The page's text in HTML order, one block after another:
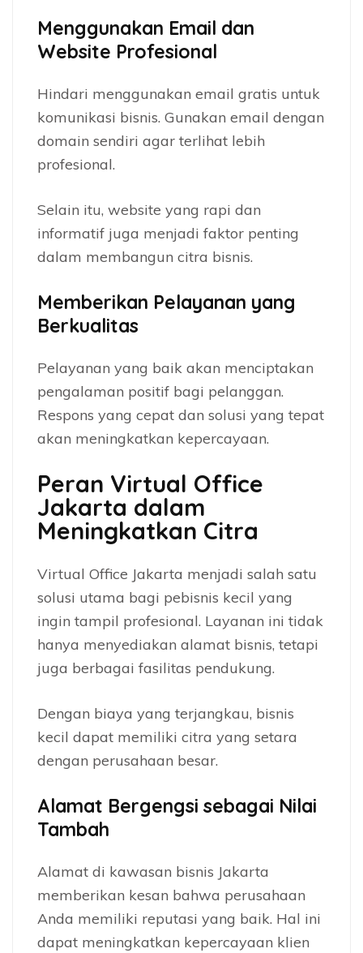
Menggunakan Email dan
Website Profesional
Hindari menggunakan email gratis untuk
komunikasi bisnis. Gunakan email dengan
domain sendiri agar terlihat lebih
profesional.
Selain itu, website yang rapi dan
informatif juga menjadi faktor penting
dalam membangun citra bisnis.
Memberikan Pelayanan yang
Berkualitas
Pelayanan yang baik akan menciptakan
pengalaman positif bagi pelanggan.
Respons yang cepat dan solusi yang tepat
akan meningkatkan kepercayaan.
Peran Virtual Office
Jakarta dalam
Meningkatkan Citra
Virtual Office Jakarta menjadi salah satu
solusi utama bagi pebisnis kecil yang
ingin tampil profesional. Layanan ini tidak
hanya menyediakan alamat bisnis, tetapi
juga berbagai fasilitas pendukung.
Dengan biaya yang terjangkau, bisnis
kecil dapat memiliki citra yang setara
dengan perusahaan besar.
Alamat Bergengsi sebagai Nilai
Tambah
Alamat di kawasan bisnis Jakarta
memberikan kesan bahwa perusahaan
Anda memiliki reputasi yang baik. Hal ini
dapat meningkatkan kepercayaan klien